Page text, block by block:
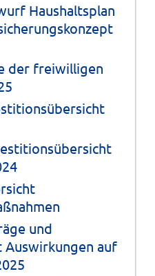
Haushaltsplan
der freiwilligen
und
Auswirkungen auf